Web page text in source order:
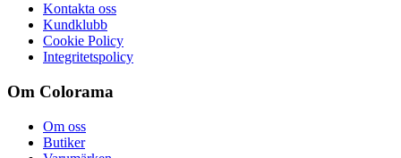
Kontakta oss
Kundklubb
Cookie Policy
Integritetspolicy
Om Colorama
Om oss
Butiker